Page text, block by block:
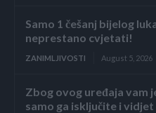
Samo 1 češanj bijelog
neprestano cvjetati!
ZANIMLJIVOSTI August 5, 2026
Zbog ovog uređaja vam
samo ga isključite i